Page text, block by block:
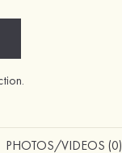
PHOTOS/VIDEOS (0)